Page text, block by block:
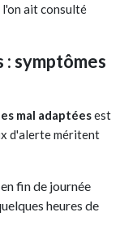
l'on ait consulté
symptômes
mal adaptéesest
d'alerte méritent
fin de journée
heures de